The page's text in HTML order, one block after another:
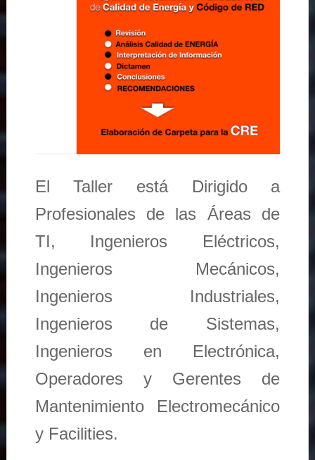
El Taller está Dirigido a
Profesionales de las Áreas de
TI, Ingenieros Eléctricos,
Ingenieros Mecánicos,
Ingenieros Industriales,
Ingenieros de Sistemas,
Ingenieros en Electrónica,
Operadores y Gerentes de
Mantenimiento Electromecánico
y Facilities.